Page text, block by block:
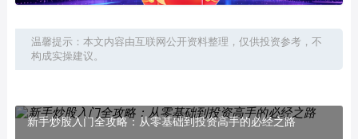
温馨提示：本文内容由互联网公开资料整理，仅供投资参考，不
构成实操建议。
新手炒股入门全攻略：从零基础到投资高手的必经之路